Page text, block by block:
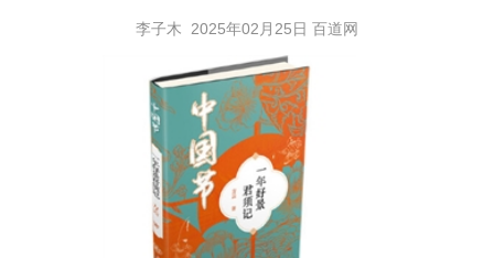
李子木 2025年02月25日 百道网